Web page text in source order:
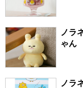
ノラ
ゃん
ノラ